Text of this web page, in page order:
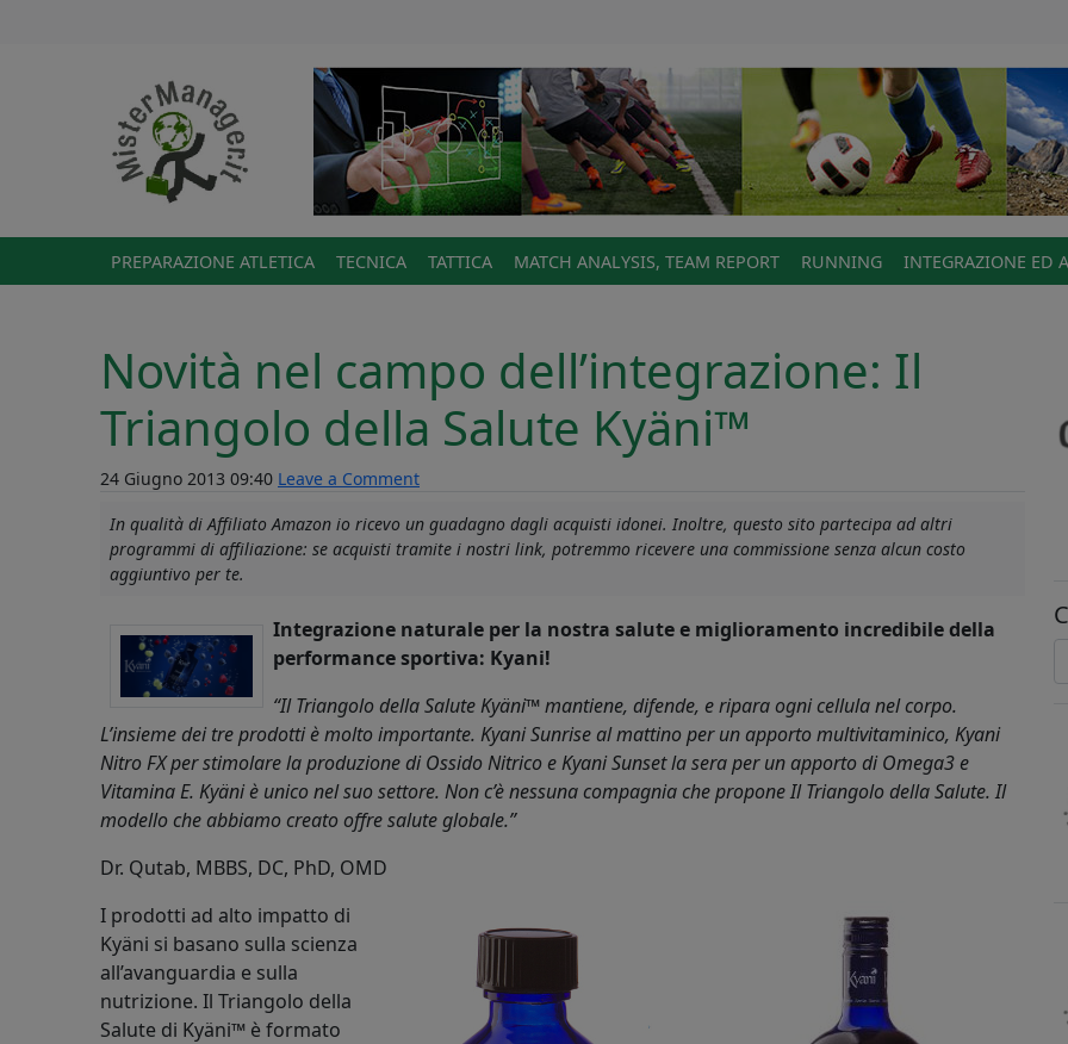
PREPARAZIONE ATLETICA TECNICA TATTICA MATCH ANALYSIS, TEAM REPORT RUNNING INTEGRAZIONE ED
Novità nel campo dell’integrazione: Il
Triangolo della Salute Kyäni™
24 Giugno 2013 09:40 Leave a Comment
In qualità di Affiliato Amazon io ricevo un guadagno dagli acquisti idonei. Inoltre, questo sito partecipa ad altri
programmi di affiliazione: se acquisti tramite i nostri link, potremmo ricevere una commissione senza alcun costo
aggiuntivo per te.
Integrazione naturale per la nostra salute e miglioramento incredibile della
performance sportiva: Kyani!
“Il Triangolo della Salute Kyäni™ mantiene, difende, e ripara ogni cellula nel corpo.
L’insieme dei tre prodotti è molto importante. Kyani Sunrise al mattino per un apporto multivitaminico, Kyani
Nitro FX per stimolare la produzione di Ossido Nitrico e Kyani Sunset la sera per un apporto di Omega3 e
Vitamina E. Kyäni è unico nel suo settore. Non c’è nessuna compagnia che propone Il Triangolo della Salute. Il
modello che abbiamo creato offre salute globale.”
Dr. Qutab, MBBS, DC, PhD, OMD
I prodotti ad alto impatto di
Kyäni si basano sulla scienza
all’avanguardia e sulla
nutrizione. Il Triangolo della
Salute di Kyäni™ è formato